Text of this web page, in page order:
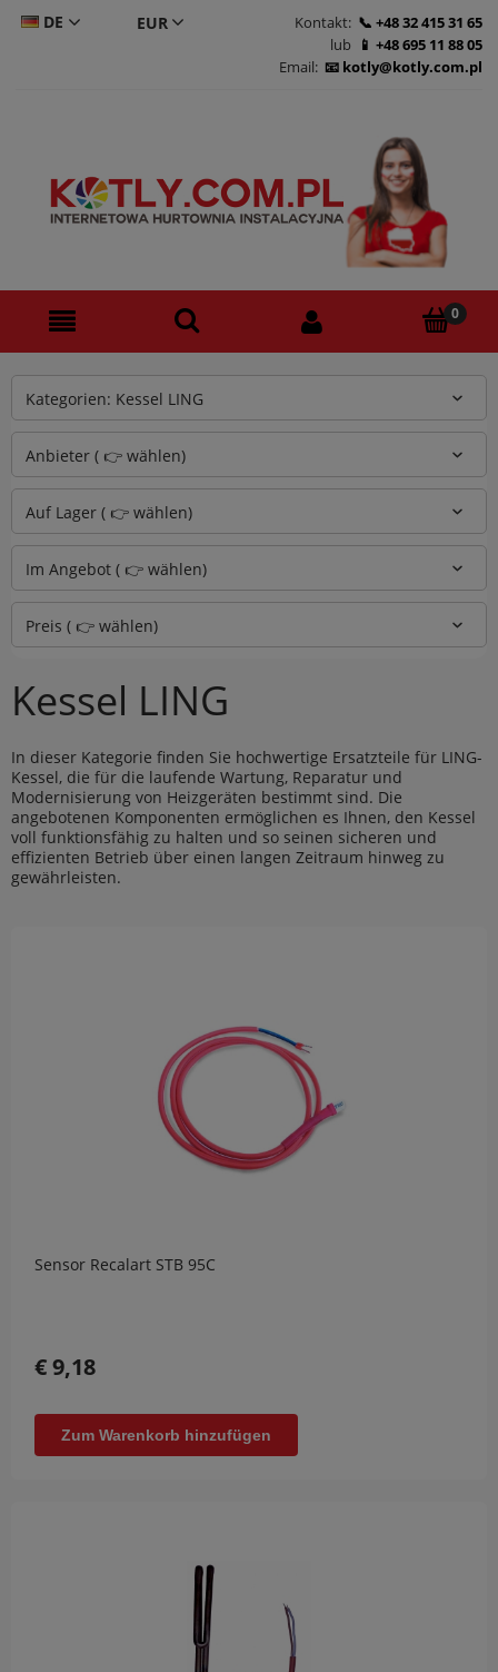
DE Kontakt:
+48 32 415 31 65
lub
+48 695 11 88 05
Email:
kotly@kotly.com.pl
Kategorien: Kessel LING
Anbieter ( 👉 wählen)
Auf Lager ( 👉 wählen)
Preis ( 👉 wählen)
Im Angebot ( 👉 wählen)
Kessel LING
In dieser Kategorie finden Sie hochwertige Ersatzteile für LING-
Kessel, die für die laufende Wartung, Reparatur und
Modernisierung von Heizgeräten bestimmt sind. Die
angebotenen Komponenten ermöglichen es Ihnen, den Kessel
voll funktionsfähig zu halten und so seinen sicheren und
effizienten Betrieb über einen langen Zeitraum hinweg zu
gewährleisten.
Sensor Recalart STB 95C
€ 9,18
Zum Warenkorb hinzufügen